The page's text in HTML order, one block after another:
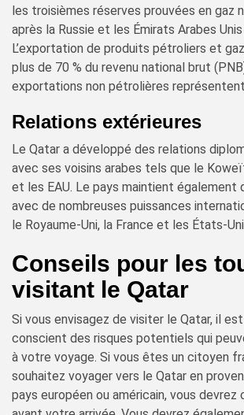
les troisièmes réserves prouvées en gaz
après la Russie et les Émirats Arabes Unis
L’exportation de produits pétroliers et
plus de 70 % du revenu national brut
exportations non pétrolières
Relations extérieures
Le Qatar a développé des relations
avec ses voisins arabes tels que le
et les EAU. Le pays maintient également
avec de nombreuses puissances
le Royaume-Uni, la France et les États-
Conseils pour les
visitant le Qatar
Si vous envisagez de visiter le Qatar, il
conscient des risques potentiels qui
à votre voyage. Si vous êtes un citoyen
souhaitez voyager vers le Qatar en
pays européen ou américain, vous devrez